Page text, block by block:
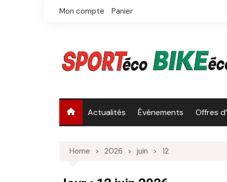
Mon compte Panier
Actualités Événements Offres
Home 2026 juin 12